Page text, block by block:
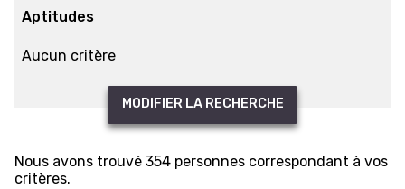
Aptitudes
Aucun critère
MODIFIER LA RECHERCHE
Nous avons trouvé 354 personnes correspondant à vos
critères.